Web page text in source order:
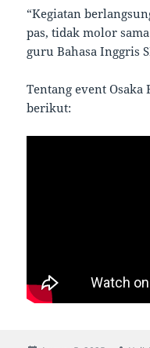
“Kegiatan
pas, tidak molor
guru Bahasa Inggris
Tentang event
berikut: